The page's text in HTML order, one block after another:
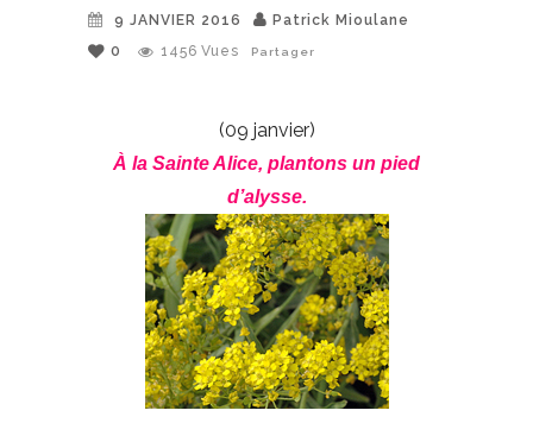
9 JANVIER 2016
Patrick Mioulane
0
1456 Vues Partager
(09 janvier)
À la Sainte Alice, plantons un pied
d’alysse.